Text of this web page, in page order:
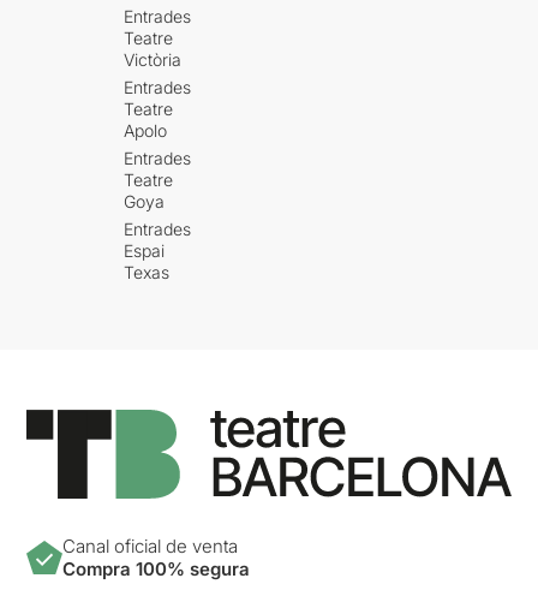
Entrades
Teatre
Victòria
Entrades
Teatre
Apolo
Entrades
Teatre
Goya
Entrades
Espai
Texas
Canal oficial de venta
Compra 100% segura